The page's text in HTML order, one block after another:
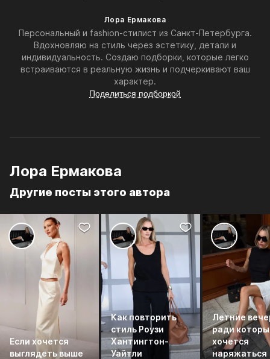
Лора Ермакова
Персональный и fashion-стилист из Санкт-Петербурга.
Вдохновляю на стиль через эстетику, детали и
индивидуальность. Создаю подборки, которые легко
встраиваются в реальную жизнь и подчеркивают ваш
характер.
Поделиться подборкой
Лора Ермакова
Другие посты этого автора
Если хочется
выглядеть выше
Как повторить
стиль Роузи
Хантингтон-
Уайтли
Летние
ради
хочется
наряжаться